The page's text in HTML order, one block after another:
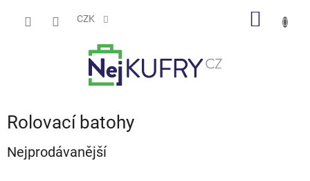
CZK
Rolovací batohy
Nejprodávanější